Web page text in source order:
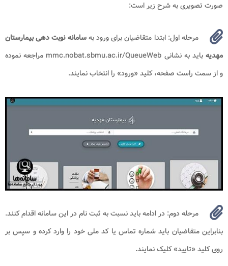
صورت تصویری به شرح زیر است:
مرحله اول: ابتدا متقاضیان برای ورود بهسامانه نوبت دهی بیمارستان
مهدیه
باید به نشانی mmc.nobat.sbmu.ac.ir/QueueWeb مراجعه نموده
و از سمت راست صفحه، کلید «ورود» را انتخاب نمایند.
مرحله دوم: در ادامه باید نسبت به ثبت نام در این سامانه اقدام کنند.
بنابراین متقاضیان باید شماره تماس یا کد ملی خود را وارد کرده و سپس بر
روی کلید «تایید» کلیک نمایند.